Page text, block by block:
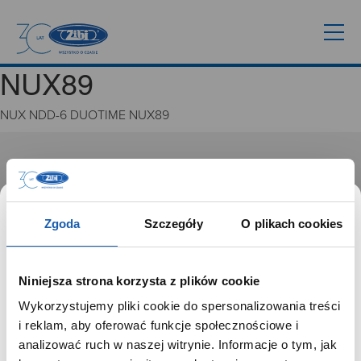
Zgoda Szczegóły O plikach cookies
Niniejsza strona korzysta z plików cookie
Wykorzystujemy pliki cookie do spersonalizowania treści
i reklam, aby oferować funkcje społecznościowe i
analizować ruch w naszej witrynie. Informacje o tym, jak
NUX89
NUX NDD-6 DUOTIME NUX89
GRUPA ZIBI
Historia
Misja, wizja i wartości Grupy Zibi
Ważne daty
Zgoda na ciasteczka
PRODUKTY
Zegarki
SZANOWNY UŻYTKOWNIKU,
SZANOWNA UŻYTKOWNICZKO